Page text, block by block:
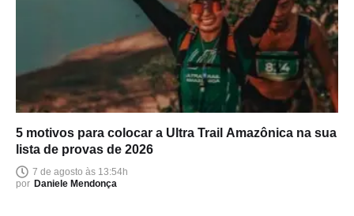
5 motivos para colocar a Ultra Trail Amazônica na sua
lista de provas de 2026
7 de agosto às 13:54h
por Daniele Mendonça